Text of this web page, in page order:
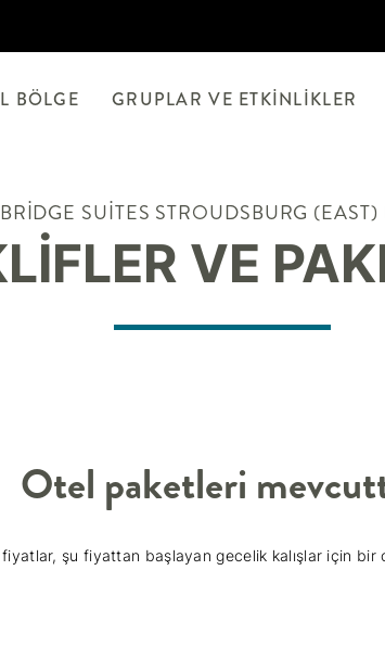
BÖLGE GRUPLAR VE ETKINLIKLER
SUITES STROUDSBURG
VE
Otel paketleri
şu fiyattan başlayan gecelik kalışlar için bir